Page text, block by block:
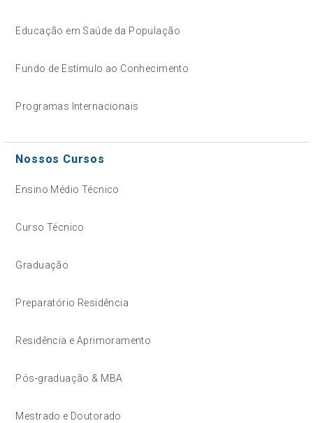
Educação em Saúde da População
Fundo de Estímulo ao Conhecimento
Programas Internacionais
Nossos Cursos
Ensino Médio Técnico
Curso Técnico
Graduação
Preparatório Residência
Residência e Aprimoramento
Pós-graduação & MBA
Mestrado e Doutorado